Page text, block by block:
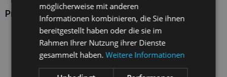
Produkte VETEXPERT
möglicherweise mit anderen
Informationen kombinieren, die Sie ihnen
bereitgestellt haben oder die sie im
Rahmen Ihrer Nutzung ihrer Dienste
gesammelt haben.Weitere Informationen